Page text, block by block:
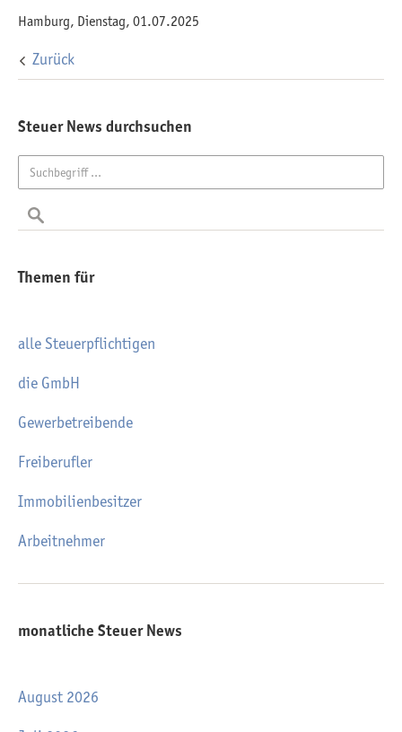
Hamburg, Dienstag, 01.07.2025
Zurück
Steuer News durchsuchen
Themen für
alle Steuerpflichtigen
die GmbH
Gewerbetreibende
Freiberufler
Immobilienbesitzer
Arbeitnehmer
monatliche Steuer News
August 2026